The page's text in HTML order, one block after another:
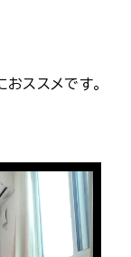
ススメです。